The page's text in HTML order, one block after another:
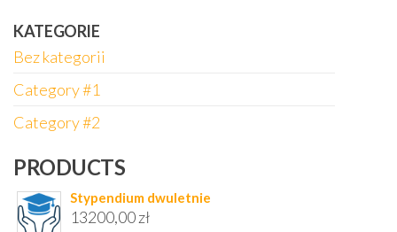
KATEGORIE
Bez kategorii
Category #1
Category #2
PRODUCTS
Stypendium dwuletnie
13200,00zł